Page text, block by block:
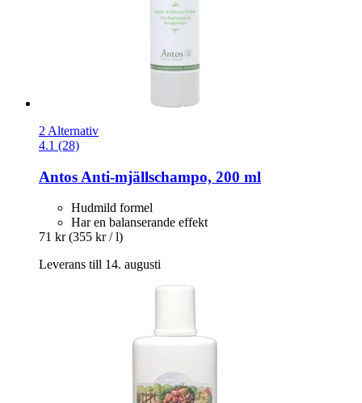
2 Alternativ
4.1 (28)
Antos Anti-​mjällschampo, 200 ml
Hudmild formel
Har en balanserande effekt
71 kr (355 kr / l)
Leverans till 14. augusti